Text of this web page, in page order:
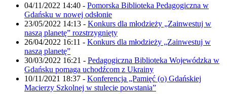
04/11/2022 14:40 - Pomorska Biblioteka Pedagogiczna w
Gdańsku w nowej odsłonie
23/05/2022 14:13 - Konkurs dla młodzieży „Zainwestuj w
naszą planetę” rozstrzygnięty
26/04/2022 16:11 - Konkurs dla młodzieży „Zainwestuj w
naszą planetę”
30/03/2022 16:21 - Pedagogiczna Biblioteka Wojewódzka w
Gdańsku pomaga uchodźcom z Ukrainy
10/11/2021 18:37 - Konferencja „Pamięć (o) Gdańskiej
Macierzy Szkolnej w stulecie powstania”